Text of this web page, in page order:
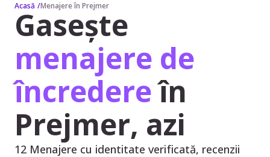
Acasă /Menajere în Prejmer
Gasește
menajere de
încredereîn
Prejmer, azi
12 Menajere cu identitate verificată, recenzii